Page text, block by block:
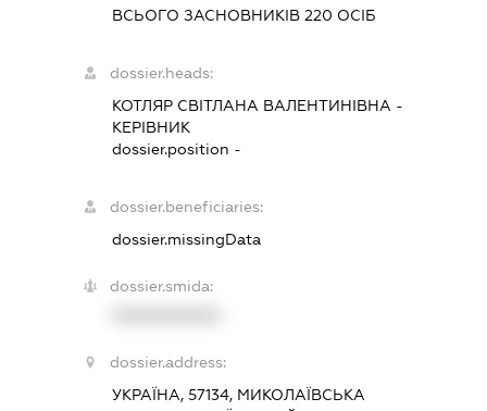
ВСЬОГО ЗАСНОВНИКІВ 220 ОСІБ
dossier.heads:
КОТЛЯР СВІТЛАНА ВАЛЕНТИНІВНА -
КЕРІВНИК
dossier.position -
dossier.beneficiaries:
dossier.missingData
dossier.smida:
dossier.address:
УКРАЇНА, 57134, МИКОЛАЇВСЬКА